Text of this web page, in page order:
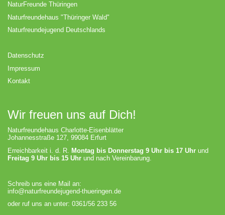
NaturFreunde Thüringen
Naturfreundehaus "Thüringer Wald"
Naturfreundejugend Deutschlands
Datenschutz
Impressum
Kontakt
Wir freuen uns auf Dich!
Naturfreundehaus Charlotte-Eisenblätter
Johannesstraße 127, 99084 Erfurt
Erreichbarkeit i. d. R. Montag bis Donnerstag 9 Uhr bis 17 Uhr und
Freitag 9 Uhr bis 15 Uhr und nach Vereinbarung.
Schreib uns eine Mail an:
info@naturfreundejugend-thueringen.de
oder ruf uns an unter: 0361/56 233 56